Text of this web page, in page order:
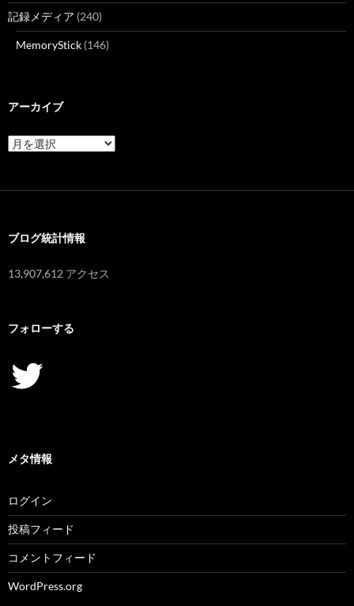
記録メディア (240)
MemoryStick (146)
アーカイブ
ア
ー
ブログ統計情報
13,907,612 アクセス
フォローする
Twitter
メタ情報
ログイン
投稿フィード
コメントフィード
WordPress.org